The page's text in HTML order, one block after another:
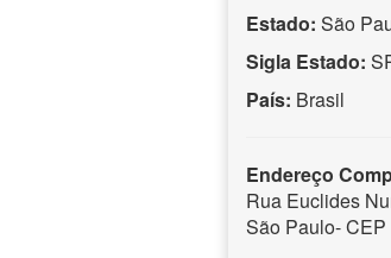
Estado: São
Sigla Estado:
País: Brasil
Endereço
Rua Euclides
São Paulo-